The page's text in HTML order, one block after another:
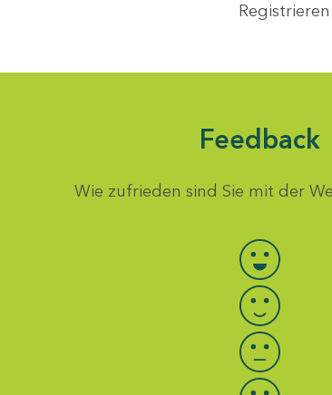
Feedback
Wie zufrieden sind Sie mit der
Bewertung